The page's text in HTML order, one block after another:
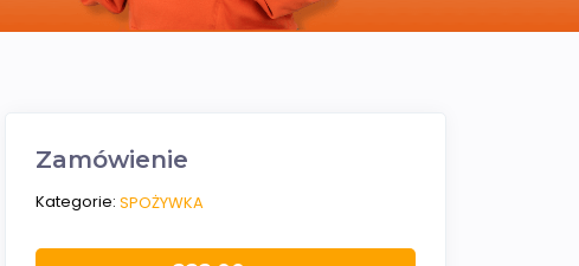
Zamówienie
Kategorie: SPOŻYWKA